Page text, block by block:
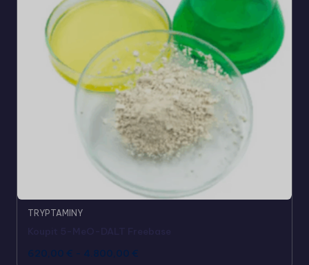
TRYPTAMINY
620,00 € - 4.800,00 €